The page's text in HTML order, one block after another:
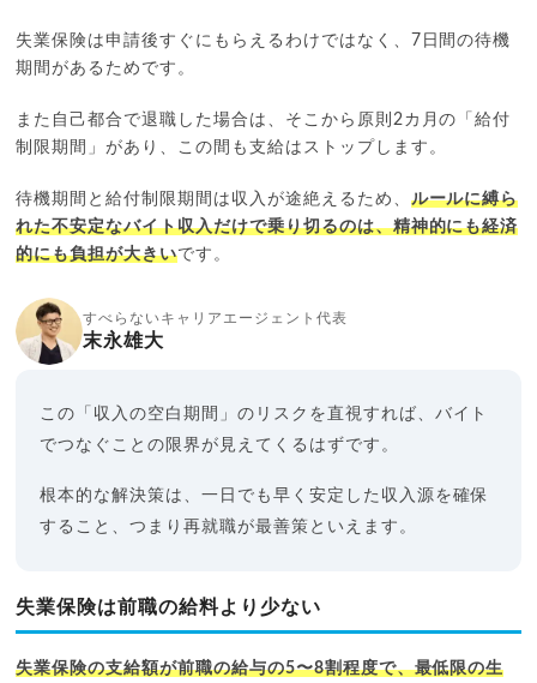
失業保険は申請後すぐにもらえるわけではなく、7日間の待機
期間があるためです。
また自己都合で退職した場合は、そこから原則2カ月の「給付
制限期間」があり、この間も支給はストップします。
待機期間と給付制限期間は収入が途絶えるため、 ルールに縛ら
れた不安定なバイト収入だけで乗り切るのは、精神的にも経済
的にも負担が大きいです。
すべらないキャリアエージェント代表
末永雄大
この「収入の空白期間」のリスクを直視すれば、バイト
でつなぐことの限界が見えてくるはずです。
根本的な解決策は、一日でも早く安定した収入源を確保
すること、つまり再就職が最善策といえます。
失業保険は前職の給料より少ない
失業保険の支給額が前職の給与の5〜8割程度で、最低限の生